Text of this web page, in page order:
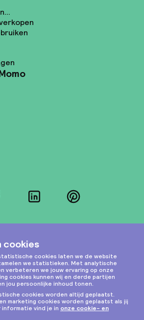
LinkedInPinterest
Instagram